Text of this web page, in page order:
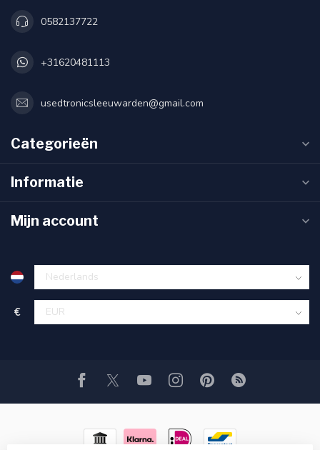
0582137722
+31620481113
usedtronicsleeuwarden@gmail.com
Categorieën
Informatie
Mijn account
€